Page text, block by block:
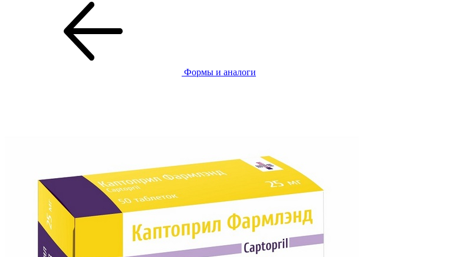
Формы и аналоги